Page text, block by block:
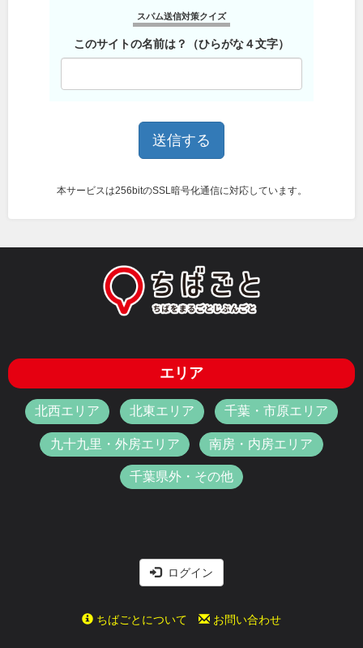
スパム送信対策クイズ
このサイトの名前は？（ひらがな４文字）
本サービスは256bitのSSL暗号化通信に対応しています。
エリア
北西エリア 北東エリア 千葉・市原エリア
九十九里・外房エリア 南房・内房エリア
千葉県外・その他
ログイン
ちばごとについて お問い合わせ